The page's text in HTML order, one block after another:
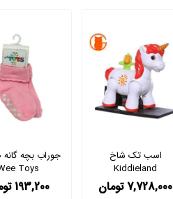
اسب تک شاخ
Kiddieland
7,728,000 تومان
جوراب بچه
Toys
193,200